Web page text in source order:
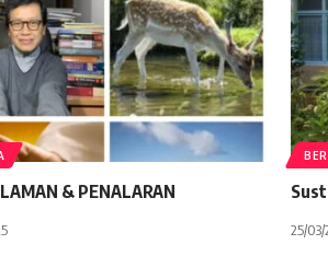
& PENALARAN
25/